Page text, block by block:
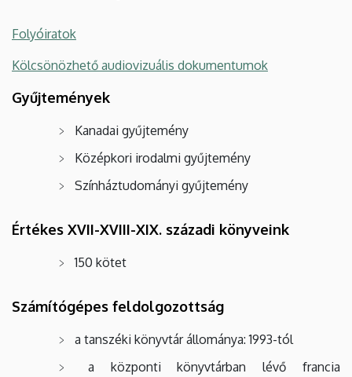
Folyóiratok
Kölcsönözhető audiovizuális dokumentumok
Gyűjtemények
Kanadai gyűjtemény
Középkori irodalmi gyűjtemény
Színháztudományi gyűjtemény
Értékes XVII-XVIII-XIX. századi könyveink
150 kötet
Számítógépes feldolgozottság
a tanszéki könyvtár állománya: 1993-tól
a központi könyvtárban lévő francia